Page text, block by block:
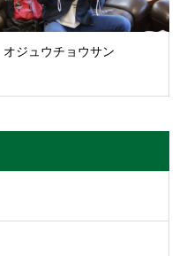
オジュウチョウサン